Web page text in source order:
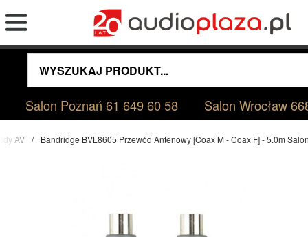
Salon Poznań61 649 60 58 Salon Wrocław
AV Bandridge BVL8605 Przewód Antenowy [Coax M - Coax F] - 5.0m